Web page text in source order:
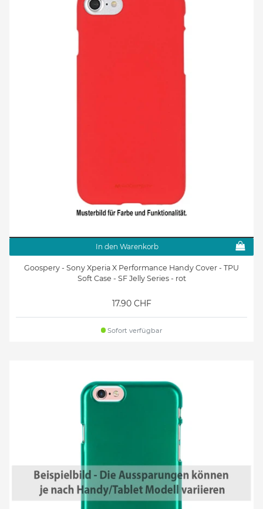
In den Warenkorb
Goospery - Sony Xperia X Performance Handy Cover - TPU
Soft Case - SF Jelly Series - rot
17.90 CHF
Sofort verfügbar